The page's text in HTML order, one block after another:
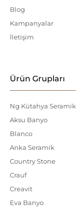
Blog
Kampanyalar
İletişim
Ürün Grupları
Ng Kütahya Seramik
Aksu Banyo
Blanco
Anka Seramik
Country Stone
Crauf
Creavit
Eva Banyo